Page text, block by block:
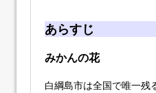
あらすじ
みかんの花
白綱島市は全国で唯一残